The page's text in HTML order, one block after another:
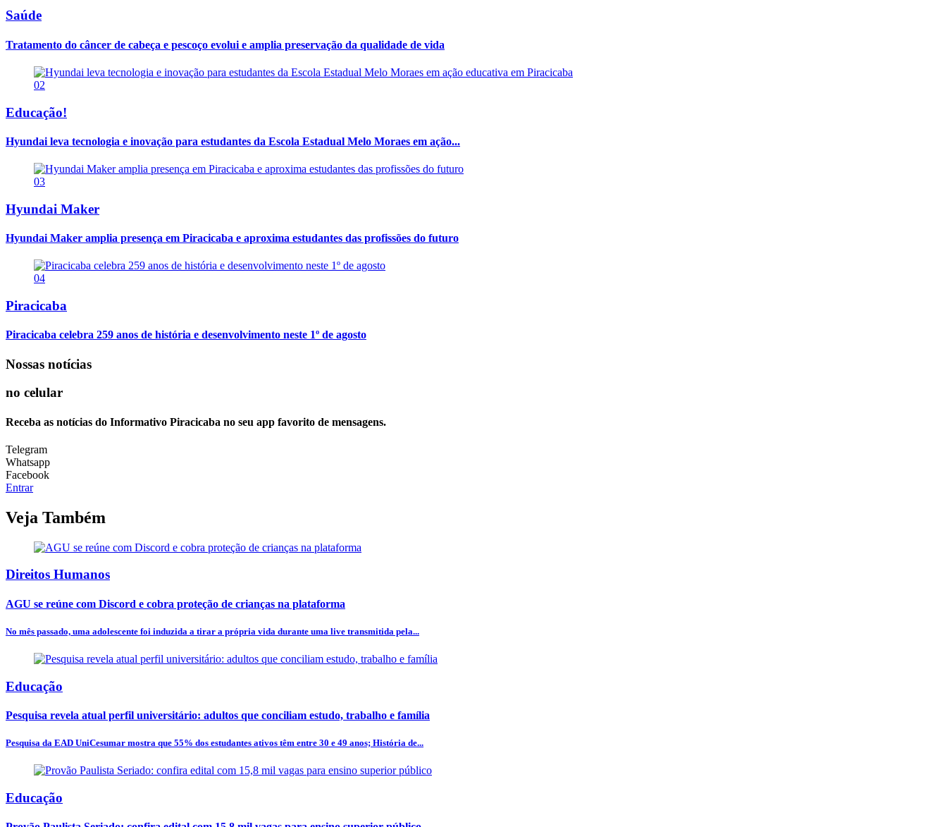
Saúde
Tratamento do câncer de cabeça e pescoço evolui e amplia preservação da qualidade de vida
02
Educação!
Hyundai leva tecnologia e inovação para estudantes da Escola Estadual Melo Moraes em ação...
03
Hyundai Maker
Hyundai Maker amplia presença em Piracicaba e aproxima estudantes das profissões do futuro
04
Piracicaba
Piracicaba celebra 259 anos de história e desenvolvimento neste 1º de agosto
Nossas notícias
no celular
Receba as notícias do Informativo Piracicaba no seu app favorito de mensagens.
Telegram
Whatsapp
Facebook
Entrar
Veja Também
Direitos Humanos
AGU se reúne com Discord e cobra proteção de crianças na plataforma
No mês passado, uma adolescente foi induzida a tirar a própria vida durante uma live transmitida pela...
Educação
Pesquisa revela atual perfil universitário: adultos que conciliam estudo, trabalho e família
Pesquisa da EAD UniCesumar mostra que 55% dos estudantes ativos têm entre 30 e 49 anos; História de...
Educação